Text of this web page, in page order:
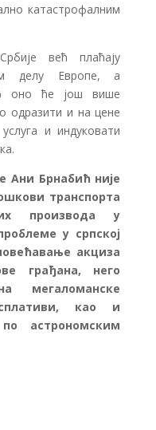
катастрофалним
већ плаћају
делу Европе, а
оно ће још више
одразити и на цене
и индуковати
Ани Брнабић није
транспорта
производа у
у српској
акциза
грађана, него
мегаломанске
као и
астрономским